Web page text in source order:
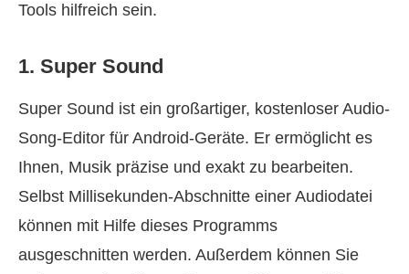
Tools hilfreich sein.
1. Super Sound
Super Sound ist ein großartiger, kostenloser Audio-
Song-Editor für Android-Geräte. Er ermöglicht es
Ihnen, Musik präzise und exakt zu bearbeiten.
Selbst Millisekunden-Abschnitte einer Audiodatei
können mit Hilfe dieses Programms
ausgeschnitten werden. Außerdem können Sie